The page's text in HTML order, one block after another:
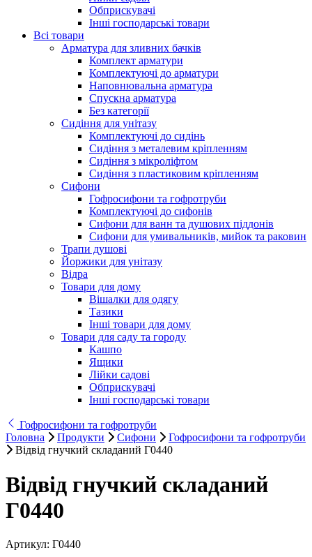
Обприскувачі
Інші господарські товари
Всі товари
Арматура для зливних бачків
Комплект арматури
Комплектуючі до арматури
Наповнювальна арматура
Спускна арматура
Без категорії
Сидіння для унітазу
Комплектуючі до сидінь
Сидіння з металевим кріпленням
Сидіння з мікроліфтом
Сидіння з пластиковим кріпленням
Сифони
Гофросифони та гофротруби
Комплектуючі до сифонів
Сифони для ванн та душових піддонів
Сифони для умивальників, мийок та раковин
Трапи душові
Йоржики для унітазу
Відра
Товари для дому
Вішалки для одягу
Тазики
Інші товари для дому
Товари для саду та городу
Кашпо
Ящики
Лійки садові
Обприскувачі
Інші господарські товари
Гофросифони та гофротруби
Головна
Продукти Сифони
Гофросифони та гофротруби
Відвід гнучкий складаний Г0440
Відвід гнучкий складаний
Г0440
Артикул: Г0440